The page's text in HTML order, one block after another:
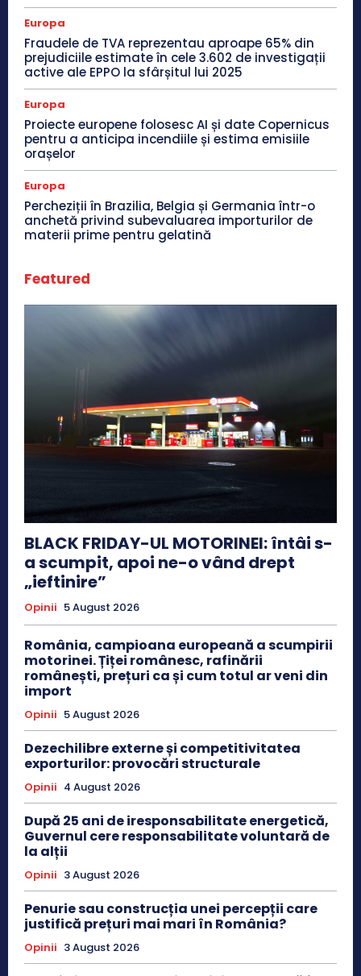
Europa
Fraudele de TVA reprezentau aproape 65% din
prejudiciile estimate în cele 3.602 de investigații
active ale EPPO la sfârșitul lui 2025
Europa
Proiecte europene folosesc AI și date Copernicus
pentru a anticipa incendiile și estima emisiile
orașelor
Europa
Percheziții în Brazilia, Belgia și Germania într-o
anchetă privind subevaluarea importurilor de
materii prime pentru gelatină
Featured
BLACK FRIDAY-UL MOTORINEI: întâi s-
a scumpit, apoi ne-o vând drept
„ieftinire”
Opinii 5 August 2026
România, campioana europeană a scumpirii
motorinei. Țiței românesc, rafinării
românești, prețuri ca și cum totul ar veni din
import
Opinii 5 August 2026
Dezechilibre externe și competitivitatea
exporturilor: provocări structurale
Opinii 4 August 2026
După 25 ani de iresponsabilitate energetică,
Guvernul cere responsabilitate voluntară de
la alții
Opinii 3 August 2026
Penurie sau construcția unei percepții care
justifică prețuri mai mari în România?
Opinii 3 August 2026